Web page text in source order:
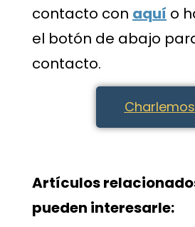
contacto con aquí o
el botón de abajo
contacto.
Charlemos
Artículos
pueden interesarle: